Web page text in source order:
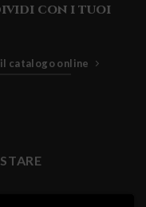
con i tuoi
catalogo online